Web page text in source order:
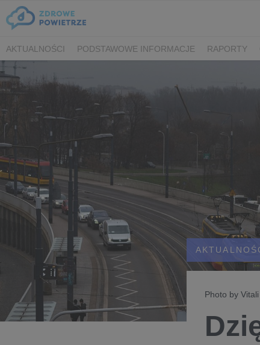
AKTUALNOŚCI PODSTAWOWE INFORMACJE RAPORTY
Photo by